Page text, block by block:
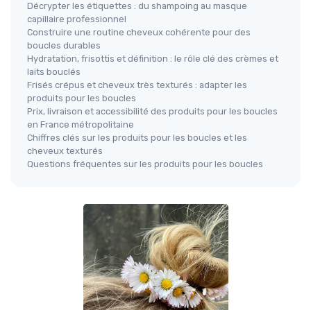
Décrypter les étiquettes : du shampoing au masque
capillaire professionnel
Construire une routine cheveux cohérente pour des
boucles durables
Hydratation, frisottis et définition : le rôle clé des crèmes et
laits bouclés
Frisés crépus et cheveux très texturés : adapter les
produits pour les boucles
Prix, livraison et accessibilité des produits pour les boucles
en France métropolitaine
Chiffres clés sur les produits pour les boucles et les
cheveux texturés
Questions fréquentes sur les produits pour les boucles